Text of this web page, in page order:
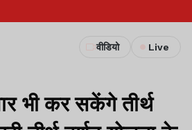
वीडियो Live
भी कर सकेंगे तीर्थ